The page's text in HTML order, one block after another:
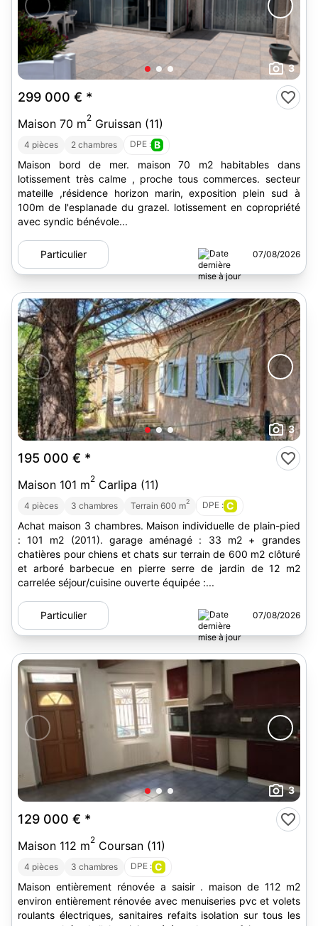
3
299 000 € *
Maison 70 m2 Gruissan (11)
4 pièces 2 chambres DPE : B
Maison bord de mer. maison 70 m2 habitables dans
lotissement très calme , proche tous commerces. secteur
mateille ,résidence horizon marin, exposition plein sud à
100m de l'esplanade du grazel. lotissement en copropriété
avec syndic bénévole...
Particulier 07/08/2026
3
195 000 € *
Maison 101 m2 Carlipa (11)
4 pièces 3 chambres Terrain 600 m2 DPE : C
Achat maison 3 chambres. Maison individuelle de plain-pied
: 101 m2 (2011). garage aménagé : 33 m2 + grandes
chatières pour chiens et chats sur terrain de 600 m2 clôturé
et arboré barbecue en pierre serre de jardin de 12 m2
carrelée séjour/cuisine ouverte équipée :...
Particulier 07/08/2026
3
129 000 € *
Maison 112 m2 Coursan (11)
4 pièces 3 chambres DPE : C
Maison entièrement rénovée a saisir . maison de 112 m2
environ entièrement rénovée avec menuiseries pvc et volets
roulants électriques, sanitaires refaits isolation sur tous les